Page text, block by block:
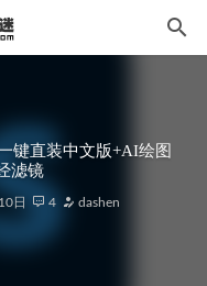
键直装中文版+AI绘图
滤镜
日 4 dashen